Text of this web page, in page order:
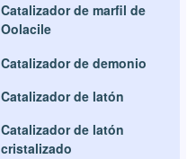
Catalizador de marfil de
Oolacile
Catalizador de demonio
Catalizador de latón
Catalizador de latón
cristalizado